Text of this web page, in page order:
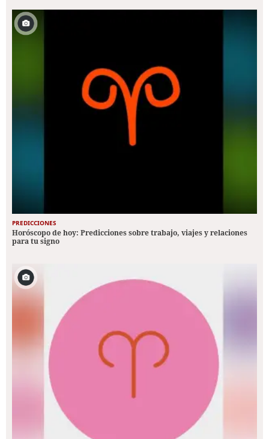
PREDICCIONES
Horóscopo de hoy: Predicciones sobre trabajo, viajes y relaciones
para tu signo